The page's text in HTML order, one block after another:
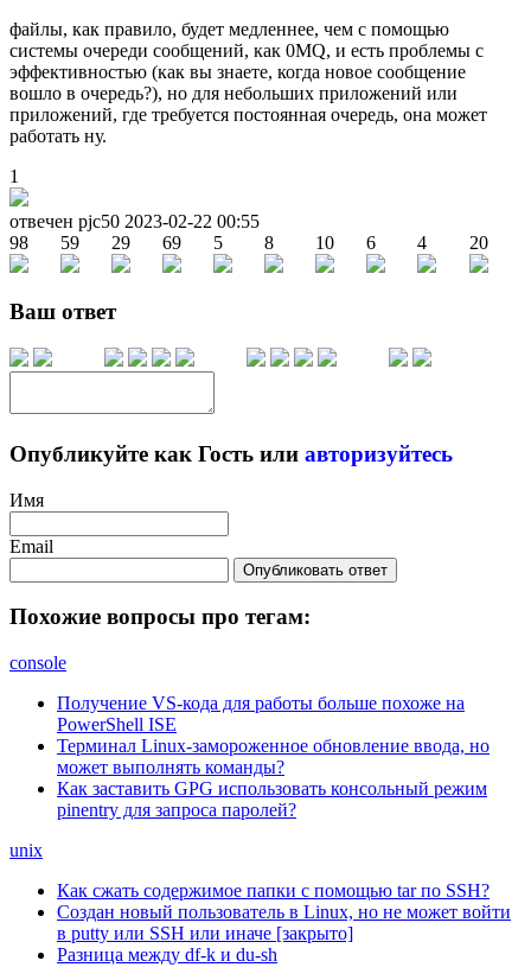
файлы, как правило, будет медленнее, чем с помощью
системы очереди сообщений, как 0MQ, и есть проблемы с
эффективностью (как вы знаете, когда новое сообщение
вошло в очередь?), но для небольших приложений или
приложений, где требуется постоянная очередь, она может
работать ну.
1
отвечен pjc50 2023-02-22 00:55
98
59 29 69 5 8 10 6 4 20
Ваш ответ
Опубликуйте как Гость или авторизуйтесь
Имя
Email
Опубликовать ответ
Похожие вопросы про тегам:
console
Получение VS-кода для работы больше похоже на
PowerShell ISE
Терминал Linux-замороженное обновление ввода, но
может выполнять команды?
Как заставить GPG использовать консольный режим
pinentry для запроса паролей?
unix
Как сжать содержимое папки с помощью tar по SSH?
Создан новый пользователь в Linux, но не может войти
в putty или SSH или иначе [закрыто]
Разница между df-k и du-sh